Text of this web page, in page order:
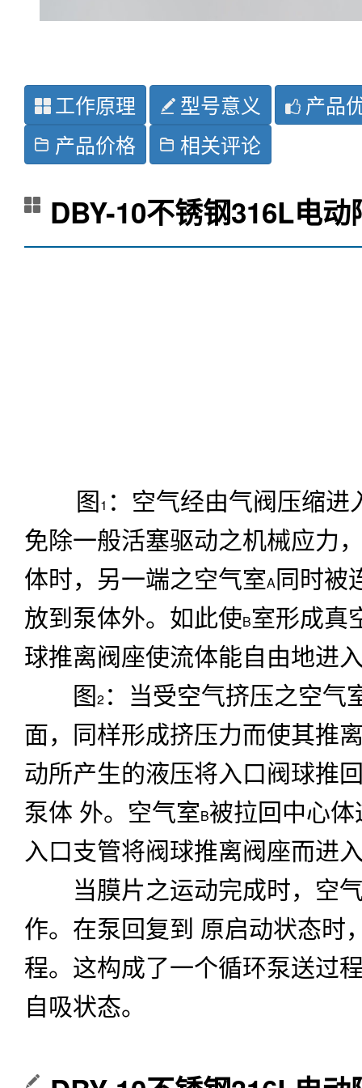
工作原理 型号意义
产品
产品价格
相关评论
DBY-10不锈钢316L电
图1 ：空气经由气阀压缩进
免除一般活塞驱动之机械应力
体时，另一端之空气室A同时被
放到泵体外。如此使B室形成真
球推离阀座使流体能自由地进
图2 ：当受空气挤压之空气
面，同样形成挤压力而使其推
动所产生的液压将入口阀球推
泵体 外。空气室B被拉回中心
入口支管将阀球推离阀座而进
当膜片之运动完成时，空气
作。在泵回复到 原启动状态时
程。这构成了一个循环泵送过
自吸状态。